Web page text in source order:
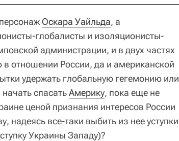
Оскара Уайльда, а
глобалисты и изоляционисты-
администрации, и в двух частях
отношении России, да и американской
удержать глобальную гегемонию или
спасатьАмерику, пока еще не
ценой признания интересов России
надеясь все-таки выбить из нее уступки
Украины Западу)?